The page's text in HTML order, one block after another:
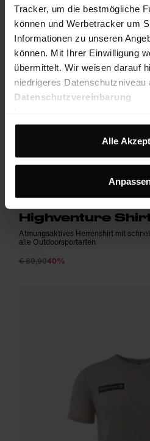
Tracker, um die bestmögliche
können und Werbetracker um
Informationen zu unseren
können. Mit Ihrer Einwilligung
übermittelt. Wir weisen darauf
niedrigeres Datenschutzniveau
Datenschutzvereinbarung
Alle
Highventure
Atmungsaktives Herrenshirt mit
alle Outdoorsportarten
€ 89,9040%